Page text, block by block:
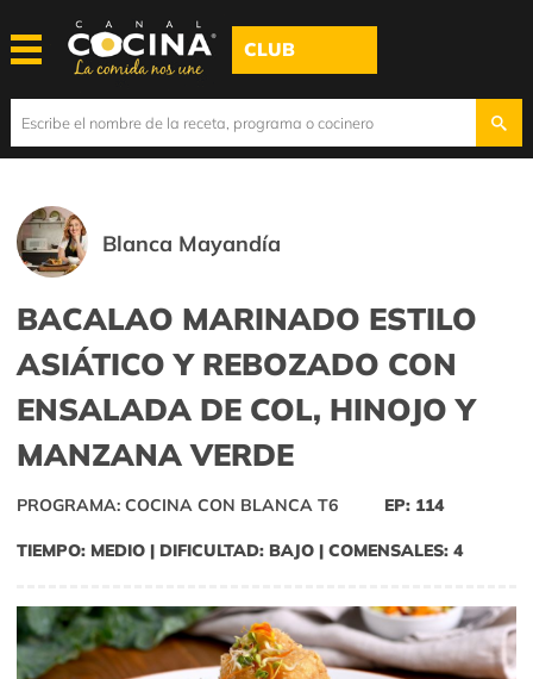
CLUB
Blanca Mayandía
BACALAO MARINADO ESTILO
ASIÁTICO Y REBOZADO CON
ENSALADA DE COL, HINOJO Y
MANZANA VERDE
PROGRAMA: COCINA CON BLANCA T6 EP: 114
TIEMPO: MEDIO | DIFICULTAD: BAJO | COMENSALES: 4